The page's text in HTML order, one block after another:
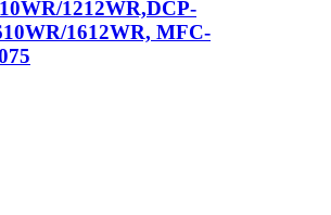
1212WR,DCP-
1612WR, MFC-